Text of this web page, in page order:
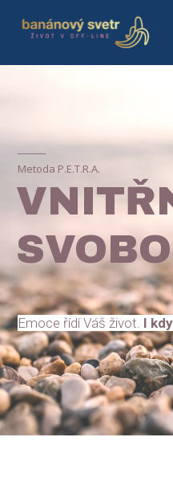
Metoda P.E.T.R.A.
Emoce řídí Váš život. I